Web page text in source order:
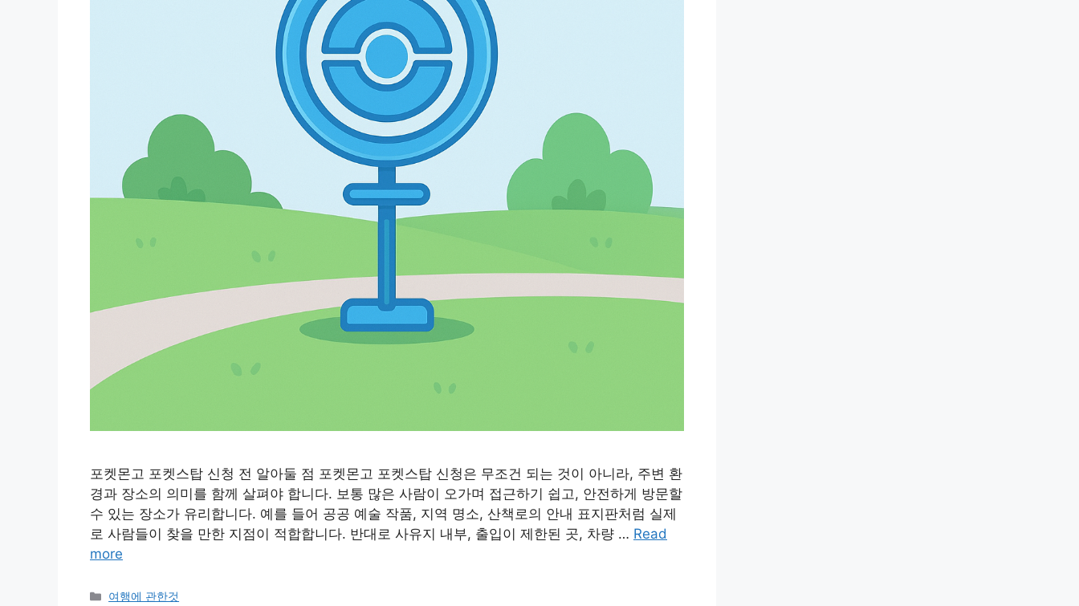
포켓몬고 포켓스탑 신청 전 알아둘 점 포켓몬고 포켓스탑 신청은 무조건 되는 것이 아니라, 주변 환
경과 장소의 의미를 함께 살펴야 합니다. 보통 많은 사람이 오가며 접근하기 쉽고, 안전하게 방문할
수 있는 장소가 유리합니다. 예를 들어 공공 예술 작품, 지역 명소, 산책로의 안내 표지판처럼 실제
로 사람들이 찾을 만한 지점이 적합합니다. 반대로 사유지 내부, 출입이 제한된 곳, 차량 … Read
more
Categories
여행에 관한것